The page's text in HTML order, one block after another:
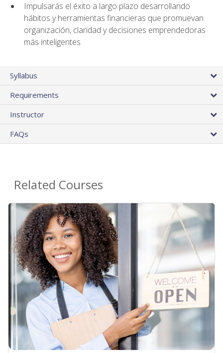
Impulsarás el éxito a largo plazo desarrollando
hábitos y herramientas financieras que promuevan
organización, claridad y decisiones emprendedoras
más inteligentes
Syllabus
Requirements
Instructor
FAQs
Related Courses